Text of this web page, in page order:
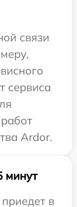
связи
сервиса
Ardor.
минут
в